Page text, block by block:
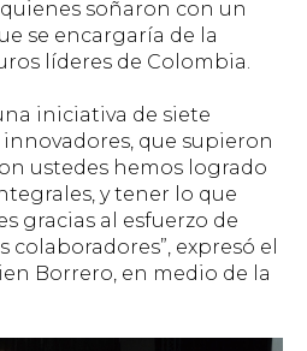
soñaron con un
se encargaría de la
líderes de Colombia.
iniciativa de siete
que supieron
ustedes hemos logrado
y tener lo que
gracias al esfuerzo de
colaboradores”, expresó el
Borrero, en medio de la